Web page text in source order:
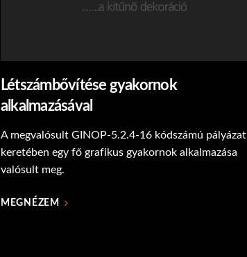
Létszámbővítése gyakornok
alkalmazásával
A megvalósult GINOP-5.2.4-16 kódszámú pályázat
keretében egy fő grafikus gyakornok alkalmazása
valósult meg.
MEGNÉZEM